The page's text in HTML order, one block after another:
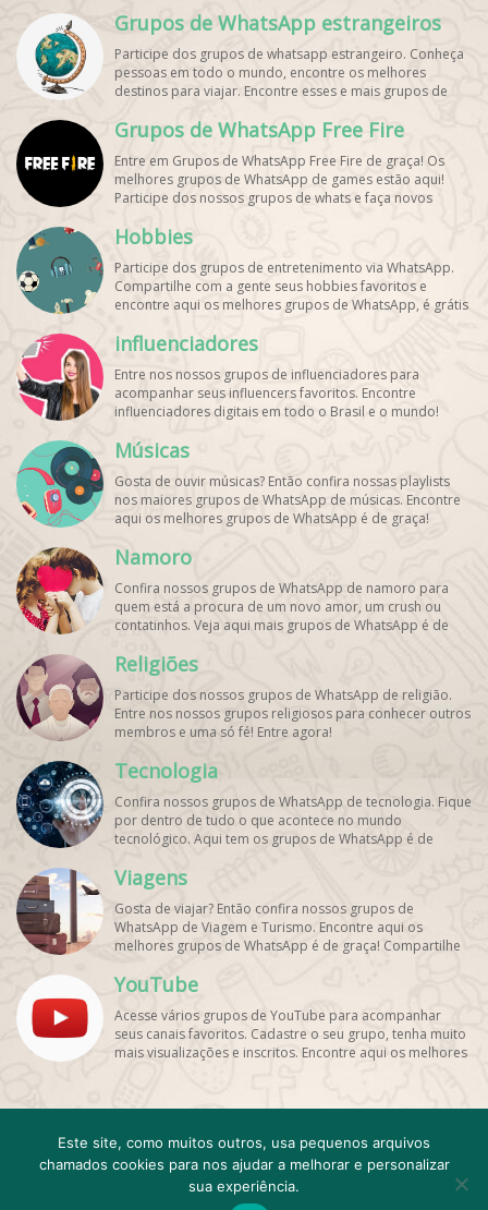
perfil!
Grupos de WhatsApp estrangeiros
Participe dos grupos de whatsapp estrangeiro. Conheça
pessoas em todo o mundo, encontre os melhores
destinos para viajar. Encontre esses e mais grupos de
Grupos de WhatsApp Free Fire
Entre em Grupos de WhatsApp Free Fire de graça! Os
melhores grupos de WhatsApp de games estão aqui!
Participe dos nossos grupos de whats e faça novos
Hobbies
Participe dos grupos de entretenimento via WhatsApp.
Compartilhe com a gente seus hobbies favoritos e
encontre aqui os melhores grupos de WhatsApp, é grátis
influenciadores
Entre nos nossos grupos de influenciadores para
acompanhar seus influencers favoritos. Encontre
influenciadores digitaisem todo o Brasil e o mundo!
Músicas
Gosta de ouvir músicas? Então confira nossas playlists
nos maiores grupos de WhatsApp de músicas. Encontre
aqui os melhores grupos de WhatsApp é de graça!
Namoro
Confira nossos grupos de WhatsApp de namoro para
quem está a procura de um novo amor, um crush ou
contatinhos. Veja aqui mais grupos de WhatsApp é de
Religiões
Participe dos nossos grupos de WhatsApp de religião.
Entre nos nossos grupos religiosos para conhecer outros
membros e uma só fé! Entre agora!
Tecnologia
Confira nossos grupos de WhatsApp de tecnologia. Fique
por dentro de tudo o que acontece no mundo
tecnológico. Aqui tem os grupos de WhatsApp é de
Viagens
Gosta de viajar? Então confira nossos grupos de
WhatsApp de Viagem e Turismo. Encontre aqui os
melhores grupos de WhatsApp é de graça! Compartilhe
YouTube
Acesse vários grupos de YouTube para acompanhar
seus canais favoritos. Cadastre o seu grupo, tenha muito
mais visualizações e inscritos. Encontre aqui os melhores
Emojis e emoticons Para WhatsApp
FAQ
Grupo de WhatsApp Expirado
Minha conta
resultado
Termos de Uso e Privacidade
Este site, como muitos outros, usa pequenos arquivos
chamados cookies para nos ajudar a melhorar e personalizar
sua experiência.